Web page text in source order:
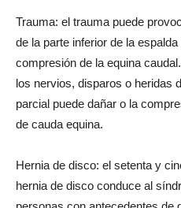
Trauma: el trauma puede
de la parte inferior de la
compresión de la equina
los nervios, disparos o heridas
parcial puede dañar o la
de cauda equina.
Hernia de disco: el setenta y
hernia de disco conduce al